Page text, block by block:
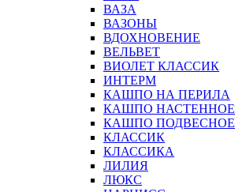
ВАЗА
ВАЗОНЫ
ВДОХНОВЕНИЕ
ВЕЛЬВЕТ
ВИОЛЕТ КЛАССИК
ИНТЕРМ
КАШПО НА ПЕРИЛА
КАШПО НАСТЕННОЕ
КАШПО ПОДВЕСНОЕ
КЛАССИК
КЛАССИКА
ЛИЛИЯ
ЛЮКС